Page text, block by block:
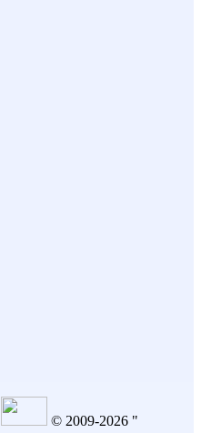
© 2009-2026 "